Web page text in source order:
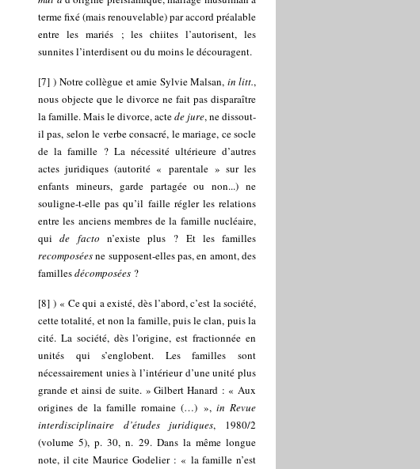
terme fixé (mais renouvelable) par accord préalable
entre les mariés ; les chiites l’autorisent, les
sunnites l’interdisent ou du moins le découragent.
[7]) Notre collègue et amie Sylvie Malsan, in litt.,
nous objecte que le divorce ne fait pas disparaître
la famille. Mais le divorce, actede jure, ne dissout-
il pas, selon le verbe consacré, le mariage, ce socle
de la famille ? La nécessité ultérieure d’autres
actes juridiques (autorité « parentale » sur les
enfants mineurs, garde partagée ou non...) ne
souligne-t-elle pas qu’il faille régler les relations
entre les anciens membres de la famille nucléaire,
qui de facto n’existe plus ? Et les familles
recomposéesne supposent-elles pas, en amont, des
famillesdécomposées ?
[8]) « Ce qui a existé, dès l’abord, c’est la société,
cette totalité, et non la famille, puis le clan, puis la
cité. La société, dès l’origine, est fractionnée en
unités qui s’englobent. Les familles sont
nécessairement unies à l’intérieur d’une unité plus
grande et ainsi de suite. » Gilbert Hanard : « Aux
origines de la famille romaine (…) », in Revue
interdisciplinaire d’études juridiques, 1980/2
(volume 5), p. 30, n. 29. Dans la même longue
note, il cite Maurice Godelier : « la famille n’est